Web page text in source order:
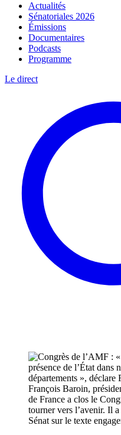
Actualités
Sénatoriales 2026
Émissions
Documentaires
Podcasts
Programme
Le direct
François Baroin,
de France a clos le
tourner vers l’avenir. Il
Sénat sur le texte